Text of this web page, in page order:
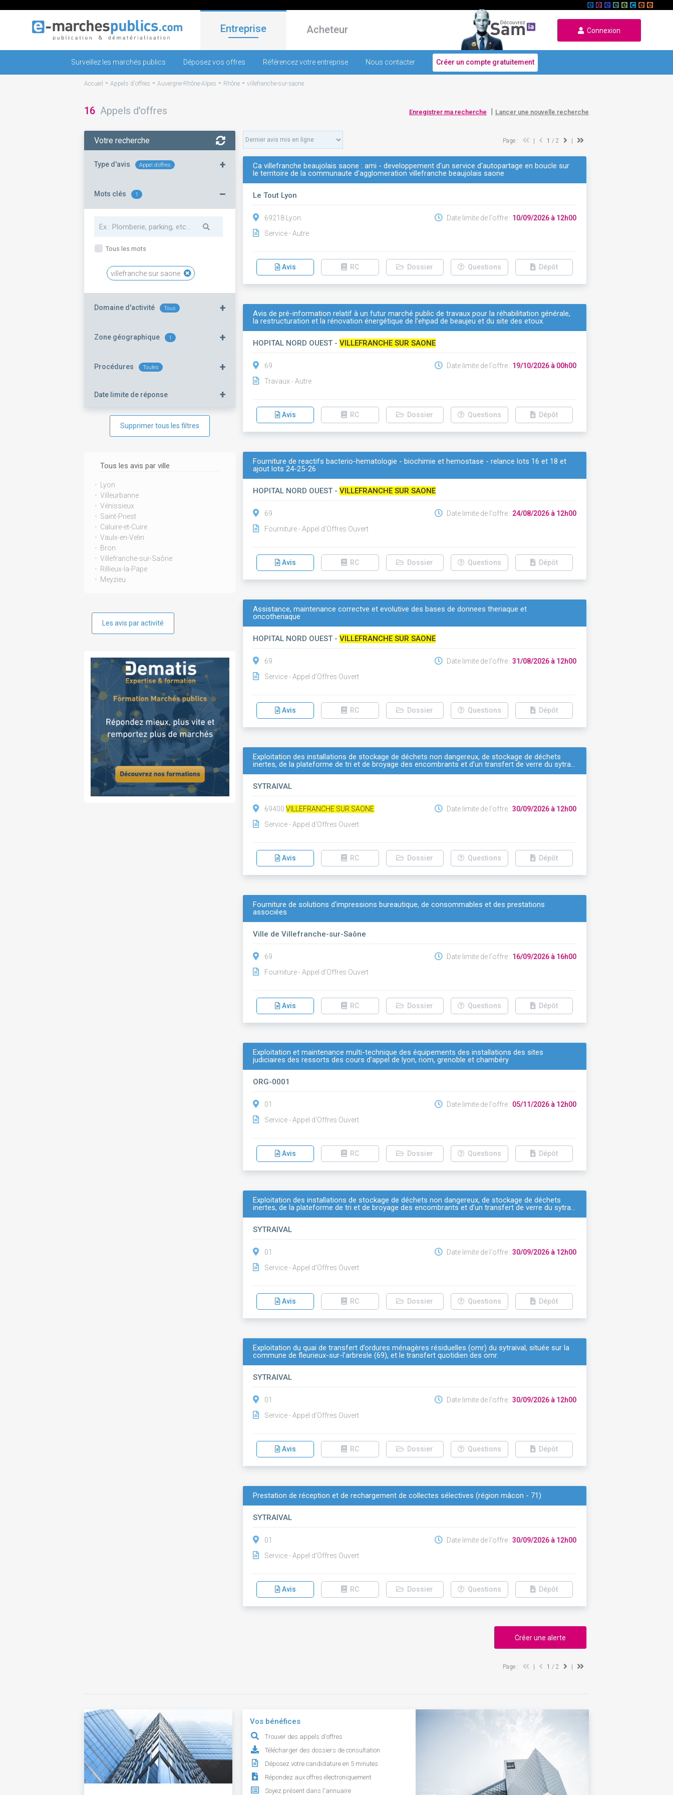
Entreprise Acheteur Connexion
Surveillez les marchés publics Déposez vos offres Référencez votre entreprise Nous contacter Créer un compte gratuitement
Accueil - Appels d'offres - Auvergne-Rhône-Alpes - Rhône - villefranche-sur-saone
16 Appels d'offres Enregistrer ma recherche | Lancer une nouvelle recherche
Votre recherche
Type d'avis Appel d'offres +
Mots clés 1 –
Tous les mots
villefranche sur saone
Domaine d'activité Tous +
Zone géographique 1 +
Procédures Toutes +
Date limite de réponse +
Supprimer tous les filtres
Tous les avis par ville
Lyon
Villeurbanne
Vénissieux
Saint-Priest
Caluire-et-Cuire
Vaulx-en-Velin
Bron
Villefranche-sur-Saône
Rillieux-la-Pape
Meyzieu
Les avis par activité
Page : 1 / 2
Ca villefranche beaujolais saone : ami - developpement d'un service d'autopartage en boucle sur
le territoire de la communaute d'agglomeration villefranche beaujolais saone
Le Tout Lyon
69218 Lyon
Service - Autre
Date limite de l'offre : 10/09/2026 à 12h00
Avis RC Dossier Questions Dépôt
Avis de pré-information relatif à un futur marché public de travaux pour la réhabilitation générale,
la restructuration et la rénovation énergétique de l’ehpad de beaujeu et du site des etoux.
HOPITAL NORD OUEST -VILLEFRANCHE SUR SAONE
69
Travaux - Autre
Date limite de l'offre : 19/10/2026 à 00h00
Avis RC Dossier Questions Dépôt
Fourniture de reactifs bacterio-hematologie - biochimie et hemostase - relance lots 16 et 18 et
ajout lots 24-25-26
HOPITAL NORD OUEST -VILLEFRANCHE SUR SAONE
69
Fourniture - Appel d'Offres Ouvert
Date limite de l'offre : 24/08/2026 à 12h00
Avis RC Dossier Questions Dépôt
Assistance, maintenance correctve et evolutive des bases de donnees theriaque et
oncotheriaque
HOPITAL NORD OUEST -VILLEFRANCHE SUR SAONE
69
Service - Appel d'Offres Ouvert
Date limite de l'offre : 31/08/2026 à 12h00
Avis RC Dossier Questions Dépôt
Exploitation des installations de stockage de déchets non dangereux, de stockage de déchets
inertes, de la plateforme de tri et de broyage des encombrants et d’un transfert de verre du sytra…
SYTRAIVAL
69400VILLEFRANCHE SUR SAONE
Service - Appel d'Offres Ouvert
Date limite de l'offre : 30/09/2026 à 12h00
Avis RC Dossier Questions Dépôt
Fourniture de solutions d'impressions bureautique, de consommables et des prestations
associées
Ville de Villefranche-sur-Saône
69
Fourniture - Appel d'Offres Ouvert
Date limite de l'offre : 16/09/2026 à 16h00
Avis RC Dossier Questions Dépôt
Exploitation et maintenance multi-technique des équipements des installations des sites
judiciaires des ressorts des cours d’appel de lyon, riom, grenoble et chambéry
ORG-0001
01
Service - Appel d'Offres Ouvert
Date limite de l'offre : 05/11/2026 à 12h00
Avis RC Dossier Questions Dépôt
Exploitation des installations de stockage de déchets non dangereux, de stockage de déchets
inertes, de la plateforme de tri et de broyage des encombrants et d’un transfert de verre du sytra…
SYTRAIVAL
01
Service - Appel d'Offres Ouvert
Date limite de l'offre : 30/09/2026 à 12h00
Avis RC Dossier Questions Dépôt
Exploitation du quai de transfert d’ordures ménagères résiduelles (omr) du sytraival, située sur la
commune de fleurieux-sur-l’arbresle (69), et le transfert quotidien des omr.
SYTRAIVAL
01
Service - Appel d'Offres Ouvert
Date limite de l'offre : 30/09/2026 à 12h00
Avis RC Dossier Questions Dépôt
Prestation de réception et de rechargement de collectes sélectives (région mâcon - 71)
SYTRAIVAL
01
Service - Appel d'Offres Ouvert
Date limite de l'offre : 30/09/2026 à 12h00
Avis RC Dossier Questions Dépôt
Créer une alerte
Page : 1 / 2
Vos bénéfices
Trouver des appels d'offres
Télécharger des dossiers de consultation
Déposez votre candidature en 5 minutes
Répondez aux offres électroniquement
Soyez présent dans l'annuaire